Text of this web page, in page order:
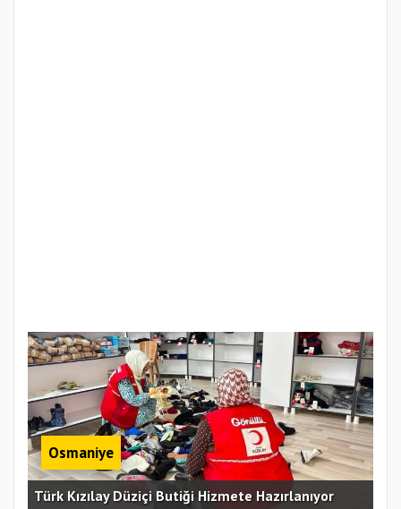
Osmaniye
Türk Kızılay Düziçi Butiği Hizmete Hazırlanıyor